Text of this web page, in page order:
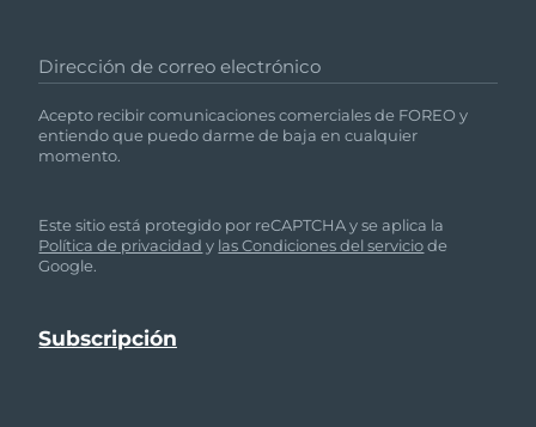
Dirección de correo electrónico
Acepto recibir comunicaciones comerciales de FOREO y
entiendo que puedo darme de baja en cualquier
momento.
Este sitio está protegido por reCAPTCHA y se aplica la
Política de privacidad y las Condiciones del serviciode
Google.